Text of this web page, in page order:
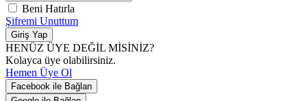
Beni Hatırla
Şifremi Unuttum
Giriş Yap
HENÜZ ÜYE DEĞİL MİSİNİZ?
Kolayca üye olabilirsiniz.
Hemen Üye Ol
Facebook ile Bağlan